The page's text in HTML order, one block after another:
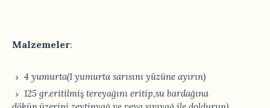
Malzemeler:
4 yumurta(1 yumurta sarısını yüzüne ayırın)
125 gr.eritilmiş tereyağını eritip,su bardağına